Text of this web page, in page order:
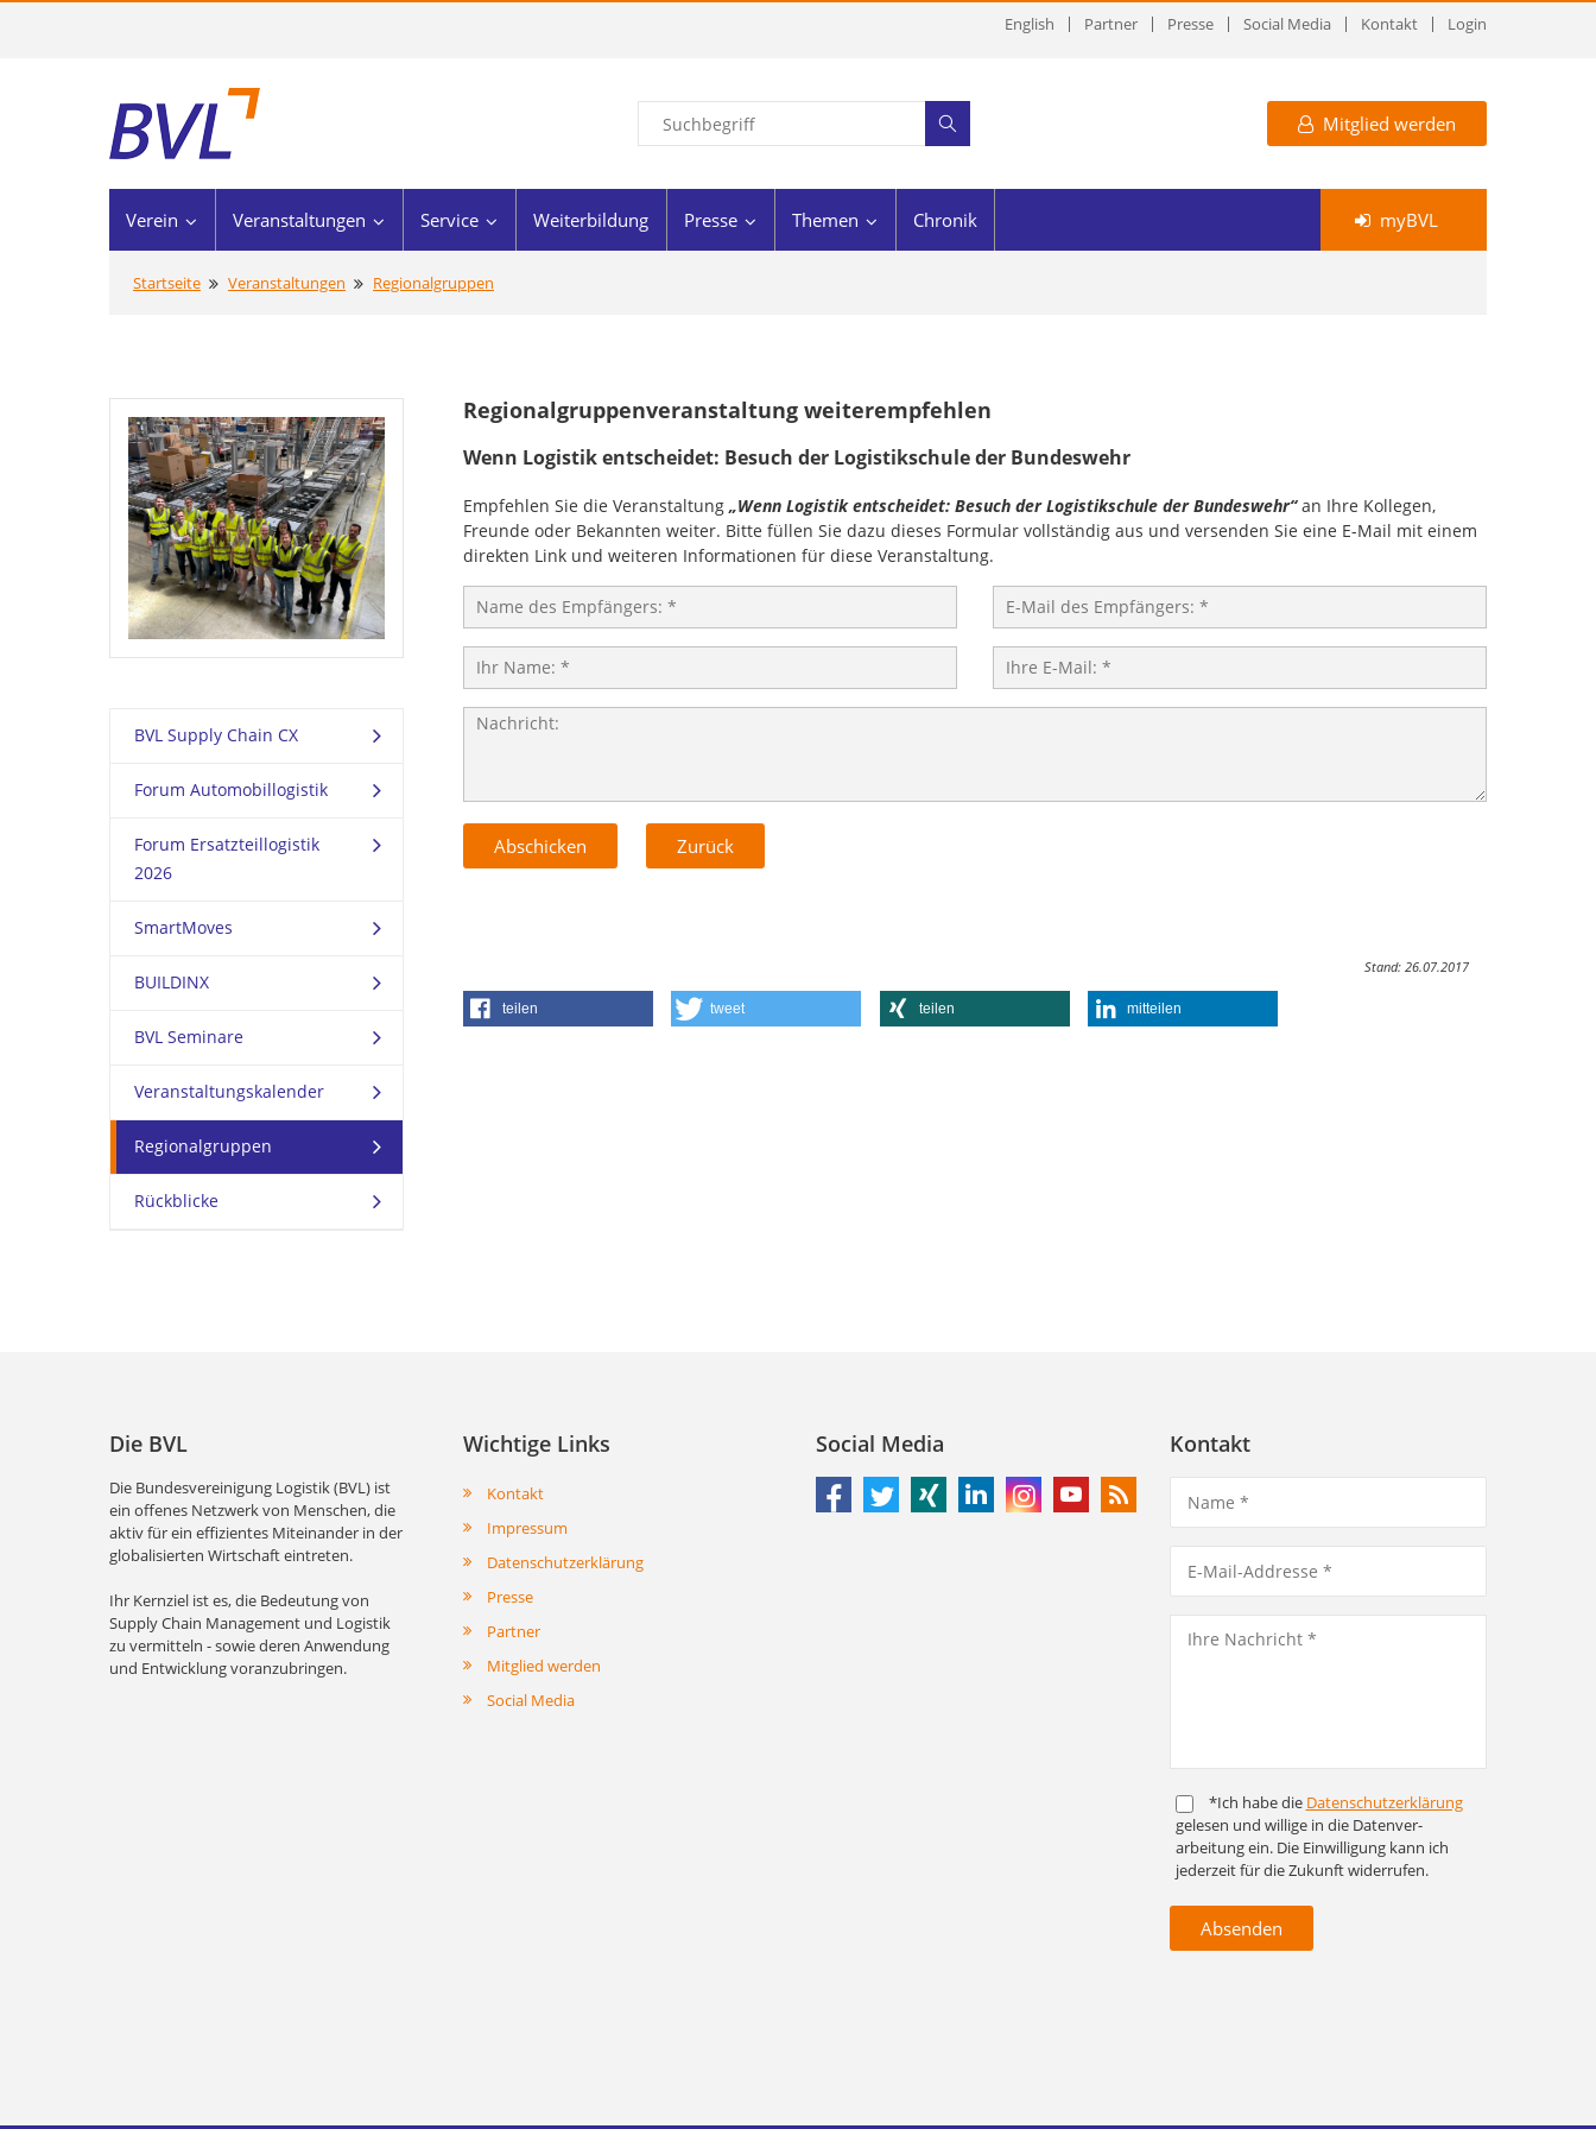
English Partner Presse Social Media Kontakt Login
Mitglied werden
Verein Veranstaltungen Service Weiterbildung Presse Themen Chronik myBVL
Startseite Veranstaltungen Regionalgruppen
BVL Supply Chain CX
Forum Automobillogistik
Forum Ersatzteillogistik
2026
SmartMoves
BUILDINX
BVL Seminare
Veranstaltungskalender
Regionalgruppen
Rückblicke
Regionalgruppenveranstaltung weiterempfehlen
Wenn Logistik entscheidet: Besuch der Logistikschule der Bundeswehr
Empfehlen Sie die Veranstaltung „Wenn Logistik entscheidet: Besuch der Logistikschule der Bundeswehr“an Ihre Kollegen,
Freunde oder Bekannten weiter. Bitte füllen Sie dazu dieses Formular vollständig aus und versenden Sie eine E-Mail mit einem
direkten Link und weiteren Informationen für diese Veranstaltung.
Stand: 26.07.2017
teilen tweet teilen mitteilen
Die BVL
Die Bundesvereinigung Logistik (BVL) ist
ein offenes Netzwerk von Menschen, die
aktiv für ein effizientes Miteinander in der
globalisierten Wirtschaft eintreten.
Ihr Kernziel ist es, die Bedeutung von
Supply Chain Management und Logistik
zu vermitteln - sowie deren Anwendung
und Entwicklung voranzubringen.
Wichtige Links
Kontakt
Impressum
Datenschutzerklärung
Presse
Partner
Mitglied werden
Social Media
Social Media Kontakt
*Ich habe die Daten­schutz­er­klärung
gelesen und willige in die Daten­ver­
arbeitung ein. Die Ein­willigung kann ich
jederzeit für die Zukunft widerrufen.
Absenden